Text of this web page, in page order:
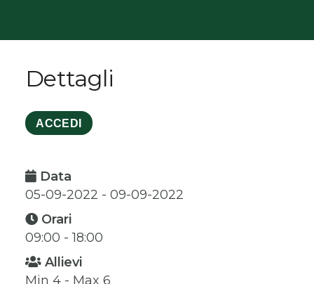
Dettagli
ACCEDI
Data
05-09-2022 - 09-09-2022
Orari
09:00 - 18:00
Allievi
Min 4 - Max 6